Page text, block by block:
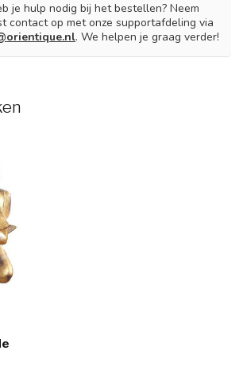
je hulp nodig bij het bestellen? Neem
contact op met onze supportafdeling via
. We helpen je graag verder!